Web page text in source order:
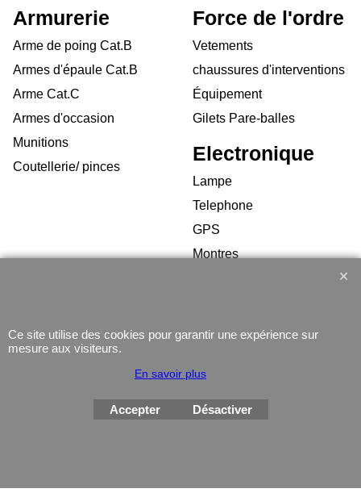
Armurerie
Arme de poing Cat.B
Armes d'épaule Cat.B
Arme Cat.C
Armes d'occasion
Munitions
Coutellerie/ pinces
Force de l'ordre
Vetements
chaussures d'interventions
Équipement
Gilets Pare-balles
Electronique
Lampe
Telephone
GPS
Montres
avec le logiciel
Ce site utilise des cookies pour garantir une expérience sur
mesure aux visiteurs.
En savoir plus
Accepter Désactiver